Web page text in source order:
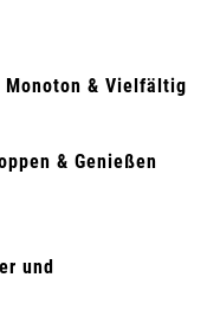
& Vielfältig
& Genießen
und